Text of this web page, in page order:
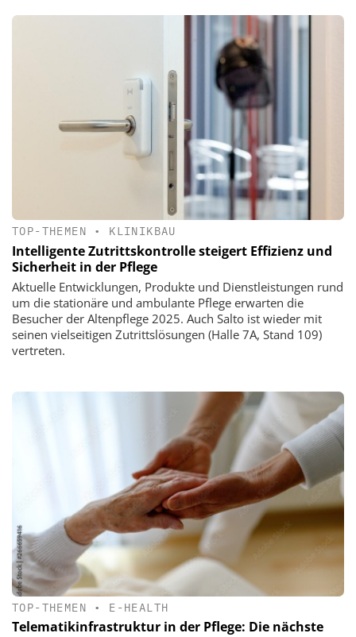
TOP-THEMEN • KLINIKBAU
Intelligente Zutrittskontrolle steigert Effizienz und
Sicherheit in der Pflege
Aktuelle Entwicklungen, Produkte und Dienstleistungen rund
um die stationäre und ambulante Pflege erwarten die
Besucher der Altenpflege 2025. Auch Salto ist wieder mit
seinen vielseitigen Zutrittslösungen (Halle 7A, Stand 109)
vertreten.
TOP-THEMEN • E-HEALTH
Telematikinfrastruktur in der Pflege: Die nächste